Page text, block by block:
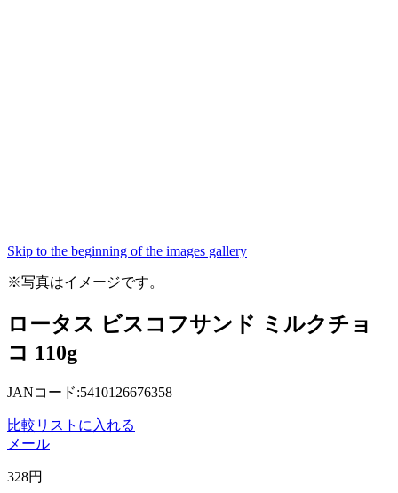
Skip to the beginning of the images gallery
※写真はイメージです。
ロータス ビスコフサンド ミルクチョ
コ 110g
JANコード:5410126676358
比較リストに入れる
メール
328円